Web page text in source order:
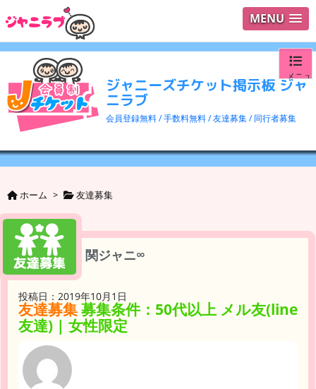
MENU
ジャニーズチケット掲示板 ジャ
ニラブ
会員登録無料 / 手数料無料 / 友達募集 / 同行者募集
メニュ
ログイ
ユーザ
ホーム > 友達募集
関ジャニ∞
投稿日：2019年10月1日
友達募集募集条件：50代以上 メル友(line
友達) | 女性限定